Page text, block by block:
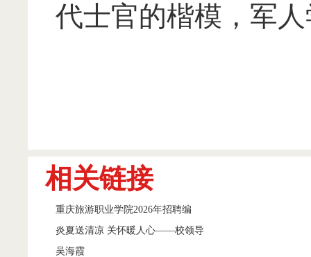
代士官的楷模，军
相关链接
重庆旅游职业学院2026年招聘编
炎夏送清凉 关怀暖人心——校领导
吴海霞